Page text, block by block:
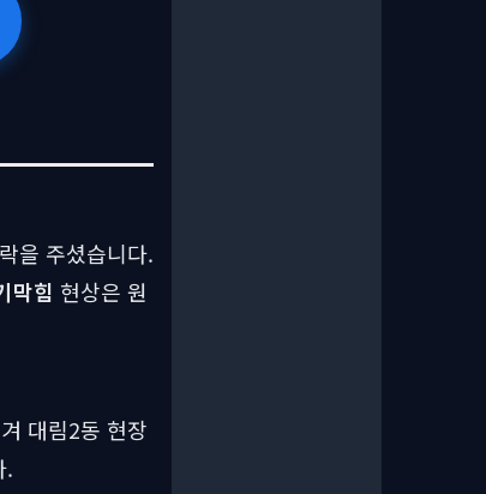
을 주셨습니다.
막힘 현상은 원
대림2동 현장
.